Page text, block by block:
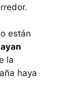
están
la
haya